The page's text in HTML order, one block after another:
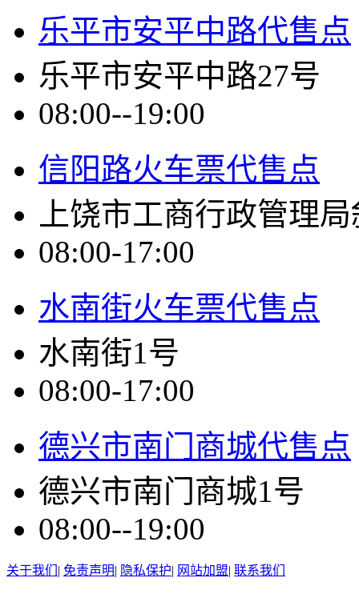
乐平市安平中路代售点
乐平市安平中路27号
08:00--19:00
信阳路火车票代售点
上饶市工商行政管理
08:00-17:00
水南街火车票代售点
水南街1号
08:00-17:00
德兴市南门商城代售点
德兴市南门商城1号
08:00--19:00
关于我们 | 免责声明| 隐私保护| 网站加盟| 联系我们